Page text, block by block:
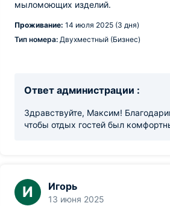
мыломоющих изделий.
Проживание: 14 июля 2025 (3 дня)
Тип номера: Двухместный (Бизнес)
Ответ администрации :
Здравствуйте, Максим!
чтобы отдых гостей был
И Игорь
13 июня 2025